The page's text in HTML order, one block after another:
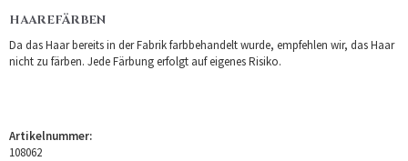
HAAREFÄRBEN
Da das Haar bereits in der Fabrik farbbehandelt wurde, empfehlen wir, das Haar
nicht zu färben. Jede Färbung erfolgt auf eigenes Risiko.
Artikelnummer:
108062